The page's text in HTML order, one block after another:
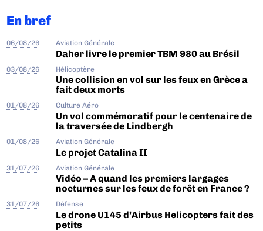
En bref
06/08/26 Aviation Générale
Daher livre le premier TBM 980 au Brésil
03/08/26 Hélicoptère
Une collision en vol sur les feux en Grèce a
fait deux morts
01/08/26 Culture Aéro
Un vol commémoratif pour le centenaire de
la traversée de Lindbergh
01/08/26 Aviation Générale
Le projet Catalina II
31/07/26 Aviation Générale
Vidéo – A quand les premiers largages
nocturnes sur les feux de forêt en France ?
31/07/26 Défense
Le drone U145 d’Airbus Helicopters fait des
petits